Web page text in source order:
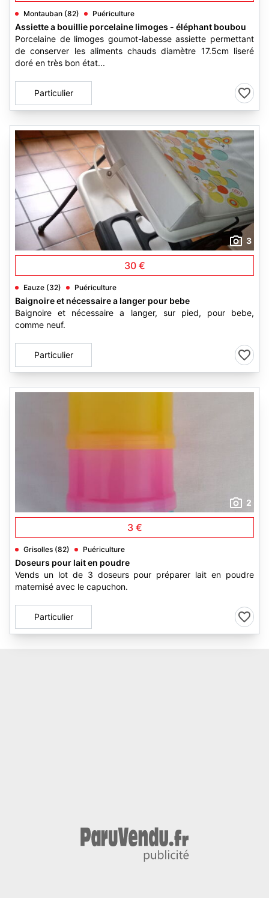
Montauban (82) Puériculture
Assiette a bouillie porcelaine limoges - éléphant boubou
Porcelaine de limoges goumot-labesse assiette permettant
de conserver les aliments chauds diamètre 17.5cm liseré
doré en très bon état...
Particulier
3
30 €
Eauze (32) Puériculture
Baignoire et nécessaire a langer pour bebe
Baignoire et nécessaire a langer, sur pied, pour bebe,
comme neuf.
Particulier
2
3 €
Grisolles (82) Puériculture
Doseurs pour lait en poudre
Vends un lot de 3 doseurs pour préparer lait en poudre
maternisé avec le capuchon.
Particulier